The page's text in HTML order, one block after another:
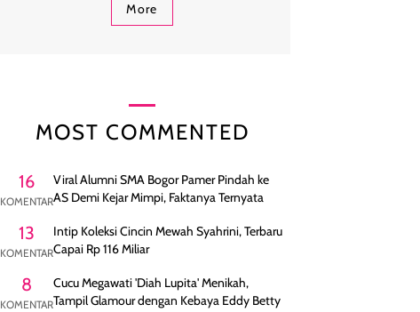
More
MOST COMMENTED
16
KOMENTAR
Viral Alumni SMA Bogor Pamer Pindah ke
AS Demi Kejar Mimpi, Faktanya Ternyata
13
KOMENTAR
Intip Koleksi Cincin Mewah Syahrini, Terbaru
Capai Rp 116 Miliar
8
KOMENTAR
Cucu Megawati 'Diah Lupita' Menikah,
Tampil Glamour dengan Kebaya Eddy Betty